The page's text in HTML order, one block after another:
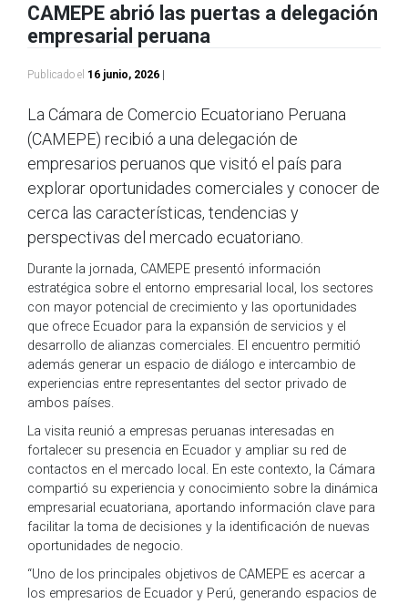
CAMEPE abrió las puertas a delegación
empresarial peruana
Publicado el 16 junio, 2026 |
La Cámara de Comercio Ecuatoriano Peruana
(CAMEPE) recibió a una delegación de
empresarios peruanos que visitó el país para
explorar oportunidades comerciales y conocer de
cerca las características, tendencias y
perspectivas del mercado ecuatoriano.
Durante la jornada, CAMEPE presentó información
estratégica sobre el entorno empresarial local, los sectores
con mayor potencial de crecimiento y las oportunidades
que ofrece Ecuador para la expansión de servicios y el
desarrollo de alianzas comerciales. El encuentro permitió
además generar un espacio de diálogo e intercambio de
experiencias entre representantes del sector privado de
ambos países.
La visita reunió a empresas peruanas interesadas en
fortalecer su presencia en Ecuador y ampliar su red de
contactos en el mercado local. En este contexto, la Cámara
compartió su experiencia y conocimiento sobre la dinámica
empresarial ecuatoriana, aportando información clave para
facilitar la toma de decisiones y la identificación de nuevas
oportunidades de negocio.
“Uno de los principales objetivos de CAMEPE es acercar a
los empresarios de Ecuador y Perú, generando espacios de